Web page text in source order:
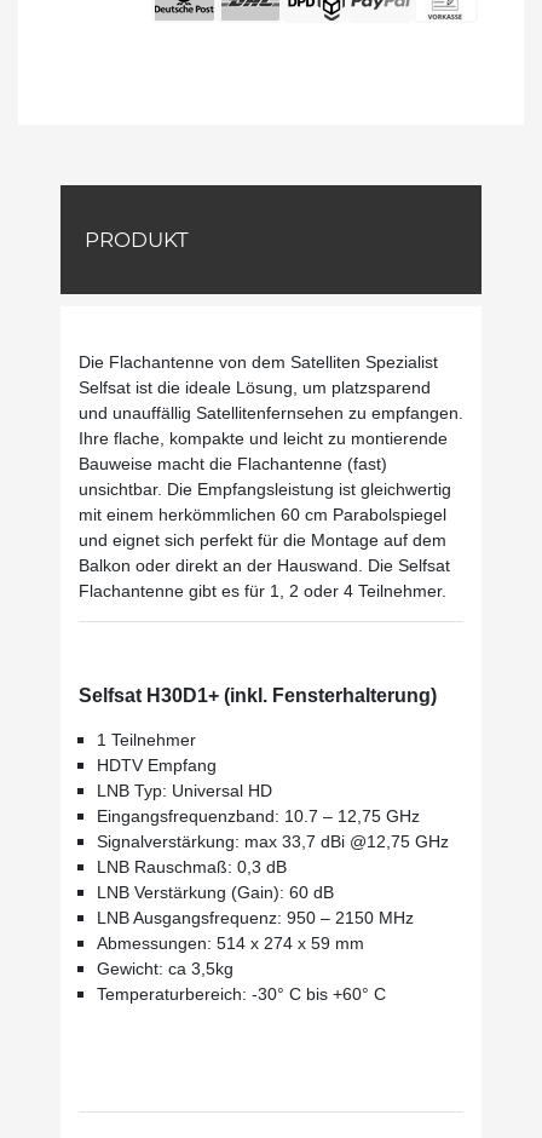
PRODUKT
Die Flachantenne von dem Satelliten Spezialist
Selfsat ist die ideale Lösung, um platzsparend
und unauffällig Satellitenfernsehen zu empfangen.
Ihre flache, kompakte und leicht zu montierende
Bauweise macht die Flachantenne (fast)
unsichtbar. Die Empfangsleistung ist gleichwertig
mit einem herkömmlichen 60 cm Parabolspiegel
und eignet sich perfekt für die Montage auf dem
Balkon oder direkt an der Hauswand. Die Selfsat
Flachantenne gibt es für 1, 2 oder 4 Teilnehmer.
Selfsat H30D1+ (inkl. Fensterhalterung)
1 Teilnehmer
HDTV Empfang
LNB Typ: Universal HD
Eingangsfrequenzband: 10.7 – 12,75 GHz
Signalverstärkung: max 33,7 dBi @12,75 GHz
LNB Rauschmaß: 0,3 dB
LNB Verstärkung (Gain): 60 dB
LNB Ausgangsfrequenz: 950 – 2150 MHz
Abmessungen: 514 x 274 x 59 mm
Gewicht: ca 3,5kg
Temperaturbereich: -30° C bis +60° C